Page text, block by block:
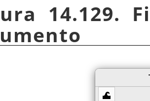
14.129.